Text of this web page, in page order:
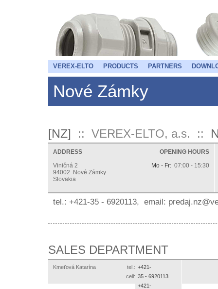
VEREX-ELTO PRODUCTS PARTNERS
Nové Zámky
[NZ] :: VEREX-ELTO, a.s. ::
ADDRESS
Viničná 2
94002 Nové Zámky
Slovakia
OPENING HOURS
Mo - Fr: 07:00 - 15:30
tel.: +421-35 - 6920113, email:
SALES DEPARTMENT
Kmeťová Katarína
tel.:
cell:
+421-
35 - 6920113
+421-